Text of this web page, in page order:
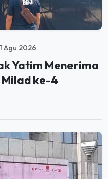
Agu 2026
Yatim Menerima
ke-4